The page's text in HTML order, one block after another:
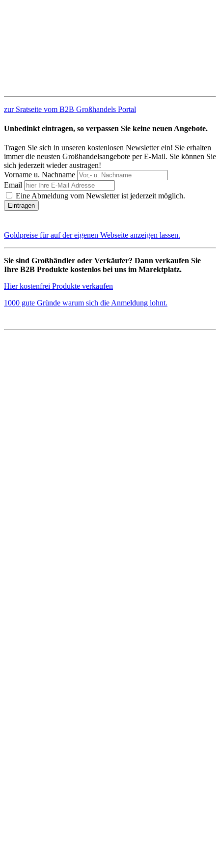
zur Sratseite vom B2B Großhandels Portal
Unbedinkt eintragen, so verpassen Sie keine neuen Angebote.
Tragen Sie sich in unseren kostenlosen Newsletter ein! Sie erhalten
immer die neusten Großhandelsangebote per E-Mail. Sie können Sie
sich jederzeit wieder austragen!
Vorname u. Nachname
Email
Eine Abmeldung vom Newsletter ist jederzeit möglich.
Goldpreise für auf der eigenen Webseite anzeigen lassen.
Sie sind Großhändler oder Verkäufer? Dann verkaufen Sie
Ihre B2B Produkte kostenlos bei uns im Marektplatz.
Hier kostenfrei Produkte verkaufen
1000 gute Gründe warum sich die Anmeldung lohnt.